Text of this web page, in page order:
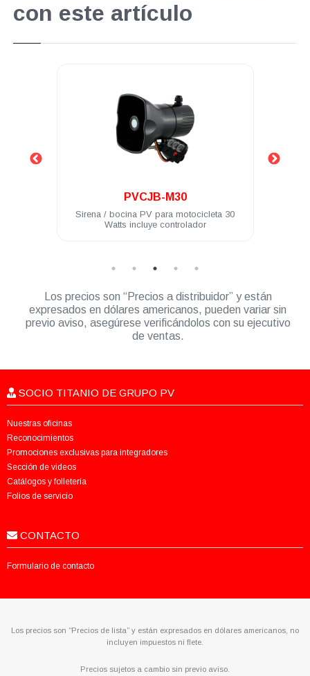
con este artículo
/ bocina PV para motocicleta 30
Watts incluye controlador
Controlador para torreta
Los precios son “Precios a distribuidor” y están
expresados en dólares americanos, pueden variar sin
previo aviso, asegúrese verificándolos con su ejecutivo
de ventas.
SOCIO TITANIO DE GRUPO PV
Nuestras oficinas
Reconocimientos
Promociones exclusivas para integradores
Sección de videos
Catálogos y folletería
Folios de servicio
CONTACTO
Formulario de contacto
Los precios son “Precios de lista” y están expresados en dólares americanos, no
incluyen impuestos ni flete.
Precios sujetos a cambio sin previo aviso.